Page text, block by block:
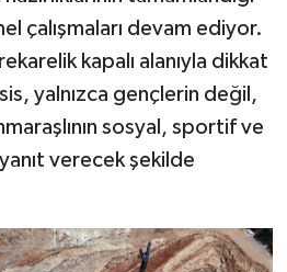
çalışmaları devam ediyor.
kapalı alanıyla dikkat
yalnızca gençlerin değil,
sosyal, sportif ve
verecek şekilde